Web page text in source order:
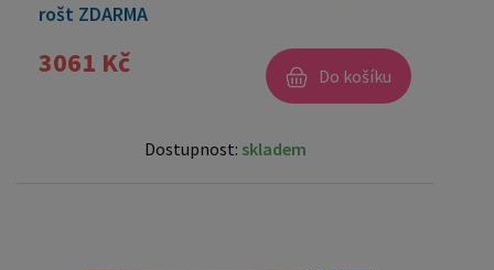
rošt ZDARMA
3061 Kč Do košíku
Dostupnost: skladem